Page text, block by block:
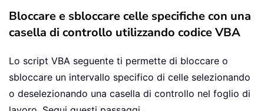
Bloccare e sbloccare celle specifiche con una
casella di controllo utilizzando codice VBA
Lo script VBA seguente ti permette di bloccare o
sbloccare un intervallo specifico di celle selezionando
o deselezionando una casella di controllo nel foglio di